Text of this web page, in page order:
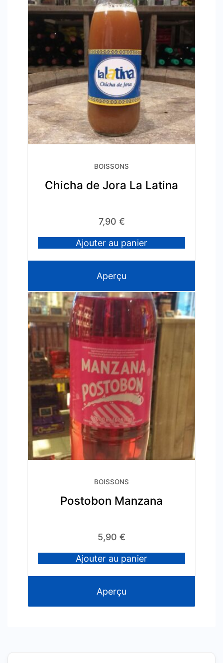
BOISSONS
Chicha de Jora La Latina
7,90 €
Ajouter au panier
Aperçu
BOISSONS
Postobon Manzana
5,90 €
Ajouter au panier
Aperçu